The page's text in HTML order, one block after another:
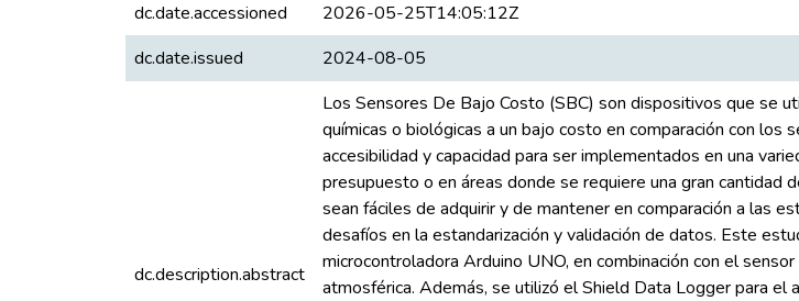
dc.date.accessioned
2026-05-25T14:05:12Z
dc.date.issued
2024-08-05
dc.description.abstract
Los Sensores De Bajo Costo (SBC) son dispositivos que se
químicas o biológicas a un bajo costo en comparación con
accesibilidad y capacidad para ser implementados en una
presupuesto o en áreas donde se requiere una gran
sean fáciles de adquirir y de mantener en comparación a las
desafíos en la estandarización y validación de datos. Este
microcontroladora Arduino UNO, en combinación con el
atmosférica. Además, se utilizó el Shield Data Logger para el